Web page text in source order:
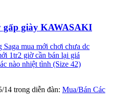
gấp giày KAWASAKI
mua mới chơi chưa dc
1tr2 giờ cần bán lại giá
nào nhiệt tình (Size 42)
14 trong diễn đàn: Mua/Bán Các